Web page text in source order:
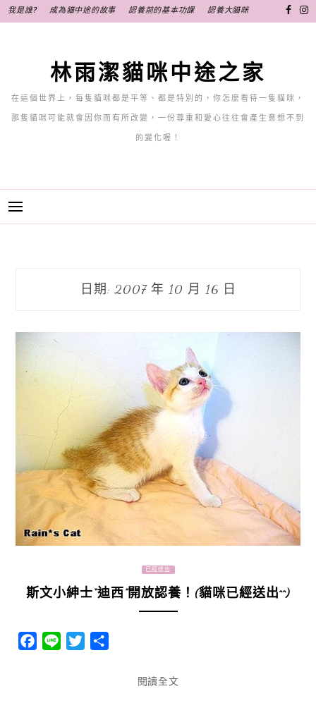
至
我是誰? 成為貓中途的故事 認養前的基本功課 認養大貓咪
林雨潔貓咪中途之家
在這個世界上，每隻貓咪都是平等、都是特別的，你怎麼看待一隻貓咪，
那隻貓咪可能就會因你而有所改變，一份尊重和愛心往往會產生意想不到
的變化喔！
日期:2007 年 10 月 16 日
已經送出
斯文小紳士“迪西”開放認養！(貓咪已經送出^^)
Facebook
Line Twitter
閱讀全文